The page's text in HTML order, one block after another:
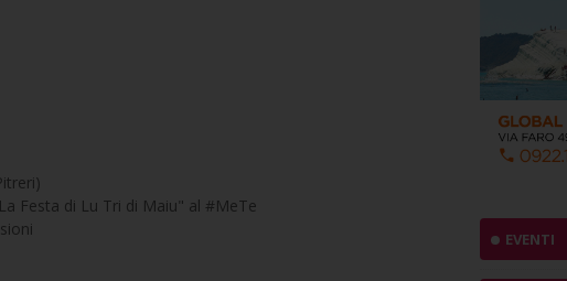
Festa di Lu Tri di Maiu" al #MeTe
EVENTI